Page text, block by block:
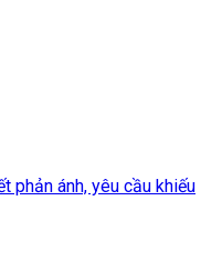
phản ánh, yêu cầu khiếu